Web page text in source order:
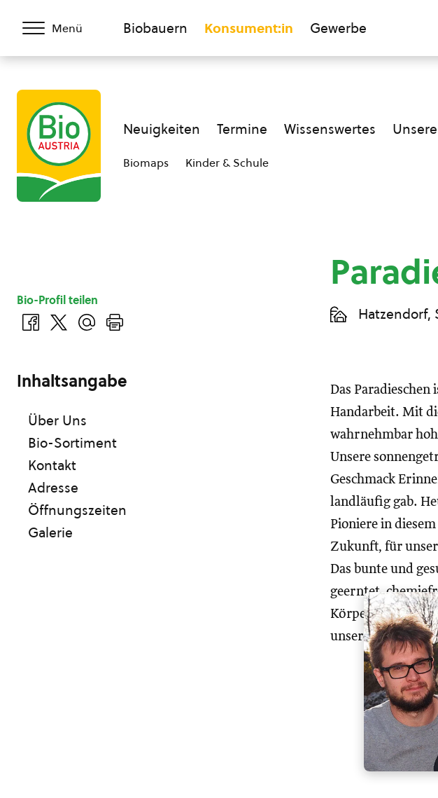
Menü Biobauern Konsument:in Gewerbe
Neuigkeiten Termine Wissenswertes
Biomaps Kinder & Schule
Hatzendorf,
Das
Handarbeit. Mit
wahrnehmbar
Unsere
Geschmack
landläufig gab.
Pioniere in
Zukunft, für
Das bunte und
geerntet,
Körper. Als
unserem Gemüse.
Bio-Profil teilen
Inhaltsangabe
Über Uns
Bio-Sortiment
Kontakt
Adresse
Öffnungszeiten
Galerie